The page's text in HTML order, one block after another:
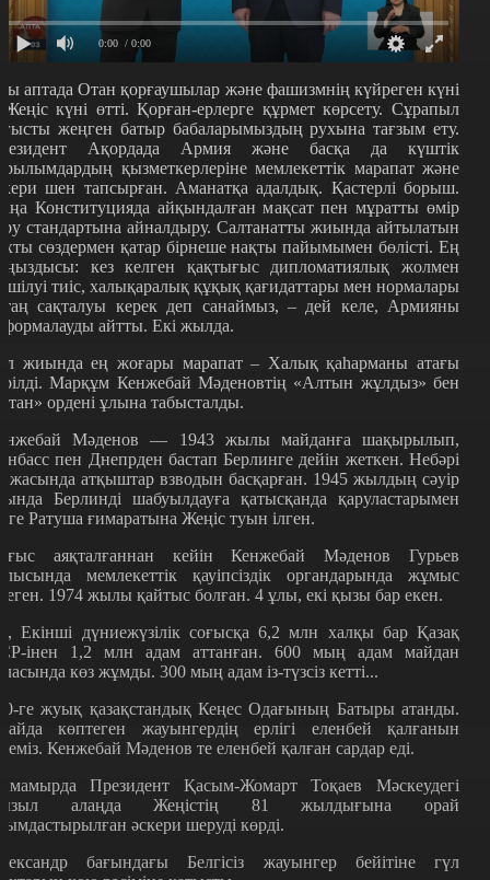
0:00 / 0:00
аптада Отан қорғаушылар және фашизмнің күйреген күні
күні өтті. Қорған-ерлерге құрмет көрсету. Сұрапыл
жеңген батыр бабаларымыздың рухына тағзым ету.
Ақордада Армия және басқа да күштік
қызметкерлеріне мемлекеттік марапат және
шен тапсырған. Аманатқа адалдық. Қастерлі борыш.
Конституцияда айқындалған мақсат пен мұратты өмір
стандартына айналдыру. Салтанатты жиында айтылатын
сөздермен қатар бірнеше нақты пайымымен бөлісті. Ең
кез келген қақтығыс дипломатиялық жолмен
тиіс, халықаралық құқық қағидаттары мен нормалары
сақталуы керек деп санаймыз, – дей келе, Армияны
айтты. Екі жылда.
жиында ең жоғары марапат – Халық қаһарманы атағы
Марқұм Кенжебай Мәденовтің «Алтын жұлдыз» бен
ордені ұлына табысталды.
Мәденов — 1943 жылы майданға шақырылып,
пен Днепрден бастап Берлинге дейін жеткен. Небәрі
жасында атқыштар взводын басқарған. 1945 жылдың сәуір
Берлинді шабуылдауға қатысқанда қаруластарымен
Ратуша ғимаратына Жеңіс туын ілген.
аяқталғаннан кейін Кенжебай Мәденов Гурьев
мемлекеттік қауіпсіздік органдарында жұмыс
1974 жылы қайтыс болған. 4 ұлы, екі қызы бар екен.
Екінші дүниежүзілік соғысқа 6,2 млн халқы бар Қазақ
інен 1,2 млн адам аттанған. 600 мың адам майдан
көз жұмды. 300 мың адам із-түзсіз кетті...
ге жуық қазақстандық Кеңес Одағының Батыры атанды.
көптеген жауынгердің ерлігі еленбей қалғанын
Кенжебай Мәденов те еленбей қалған сардар еді.
Президент Қасым-Жомарт Тоқаев Мәскеудегі
алаңда Жеңістің 81 жылдығына орай
әскери шеруді көрді.
бағындағы Белгісіз жауынгер бейітіне гүл